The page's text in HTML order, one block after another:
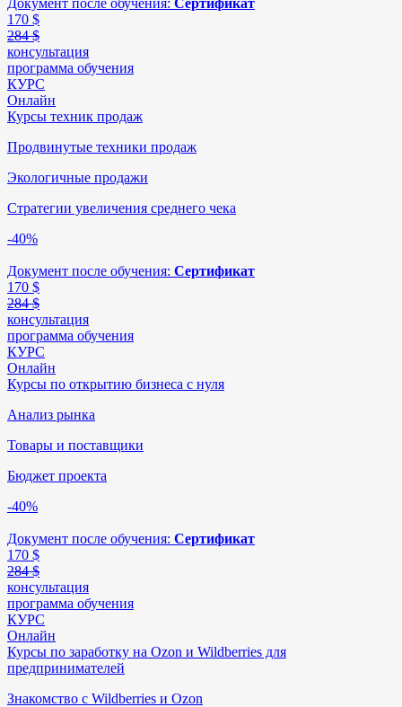
170 $
284 $
консультация
программа обучения
КУРС
Онлайн
Курсы техник продаж
Продвинутые техники продаж
Экологичные продажи
Стратегии увеличения среднего чека
-40%
Документ после обучения: Сертификат
170 $
284 $
консультация
программа обучения
КУРС
Онлайн
Курсы по открытию бизнеса с нуля
Анализ рынка
Товары и поставщики
Бюджет проекта
-40%
Документ после обучения: Сертификат
170 $
284 $
консультация
программа обучения
КУРС
Онлайн
Курсы по заработку на Ozon и Wildberries для
предпринимателей
Знакомство с Wildberries и Ozon